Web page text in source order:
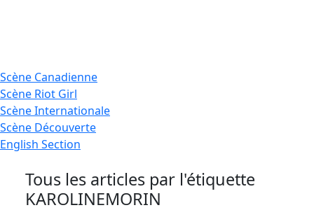
Scène Canadienne
Scène Riot Girl
ScèneInternationale
Scène Découverte
English Section
Tous les articles par l'étiquette
KAROLINEMORIN